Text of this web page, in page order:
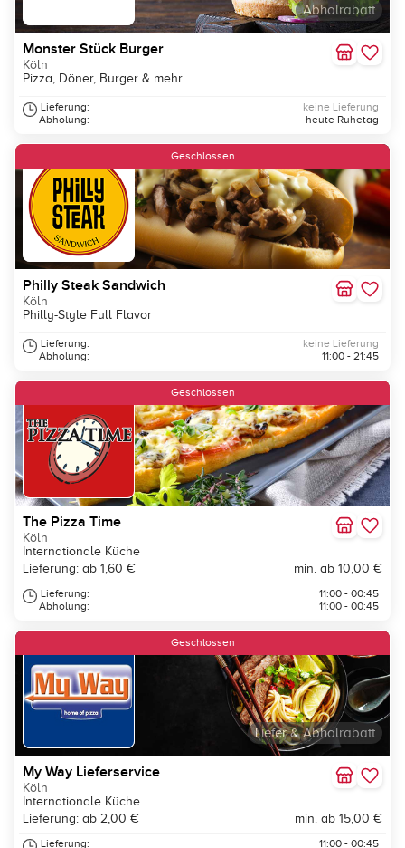
Abholrabatt
Monster Stück Burger
Köln
Pizza, Döner, Burger & mehr
Lieferung:
Abholung:
keine Lieferung
heute Ruhetag
Geschlossen
Philly Steak Sandwich
Köln
Philly-Style Full Flavor
Lieferung:
Abholung:
keine Lieferung
11:00 - 21:45
Geschlossen
The Pizza Time
Köln
Internationale Küche
Lieferung: ab 1,60 €
min. ab 10,00 €
Lieferung:
Abholung:
11:00 - 00:45
11:00 - 00:45
Liefer & Abholrabatt
Geschlossen
My Way Lieferservice
Köln
Internationale Küche
Lieferung: ab 2,00 €
min. ab 15,00 €
Lieferung: 11:00 - 00:45